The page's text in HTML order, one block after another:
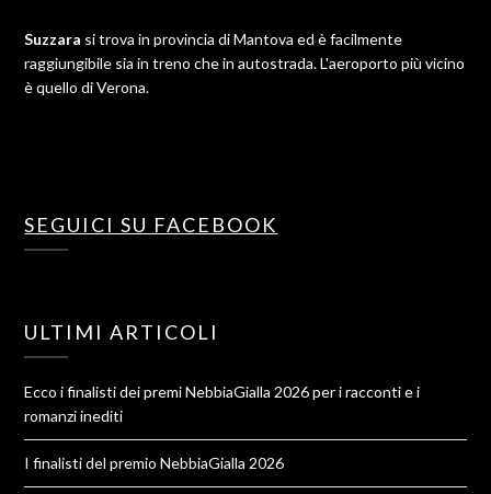
Suzzara si trova in provincia di Mantova ed è facilmente
raggiungibile sia in treno che in autostrada. L'aeroporto più vicino
è quello di Verona.
SEGUICI SU FACEBOOK
ULTIMI ARTICOLI
Ecco i finalisti dei premi NebbiaGialla 2026 per i racconti e i
romanzi inediti
I finalisti del premio NebbiaGialla 2026